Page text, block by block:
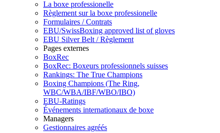
La boxe professionelle
Règlement sur la boxe professionelle
Formulaires / Contrats
EBU/SwissBoxing approved list of gloves
EBU Silver Belt / Règlement
Pages externes
BoxRec
BoxRec: Boxeurs professionnels suisses
Rankings: The True Champions
Boxing Champions (The Ring,
WBC/WBA/IBF/WBO/IBO)
EBU-Ratings
Événements internationaux de boxe
Managers
Gestionnaires agréés